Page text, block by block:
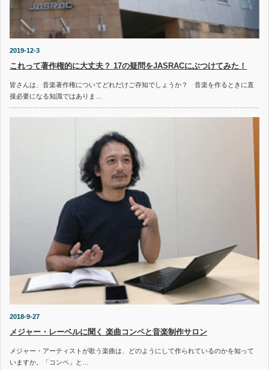
2019-12-3
これって著作権的に大丈夫？ 17の疑問をJASRACにぶつけてみた！
皆さんは、音楽著作権についてどれだけご存知でしょうか？ 音楽を作るときに直
接必要になる知識ではありま…
2018-9-27
メジャー・レーベルに聞く 楽曲コンペと音楽制作サロン
メジャー・アーティストが歌う楽曲は、どのようにして作られているのかを知って
いますか。「コンペ」と…